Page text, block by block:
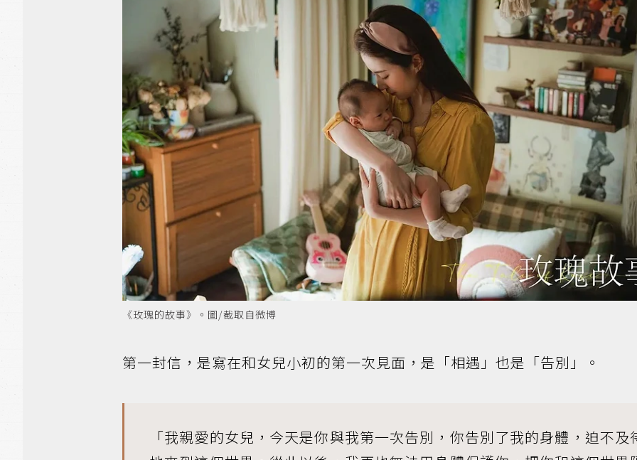
《玫瑰的故事》。圖/截取自微博
第一封信，是寫在和女兒小初的第一次見面，是「相遇」也是「告別」。
「我親愛的女兒，今天是你與我第一次告別，你告別了我的身體，迫不及